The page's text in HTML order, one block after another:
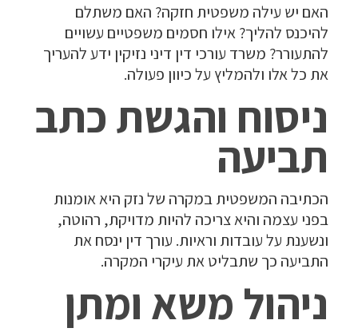
האם יש עילה משפטית חזקה? האם משתלם
להיכנס להליך? אילו חסמים משפטיים עשויים
להתעורר? משרד עורכי דין דיני נזיקין ידע להעריך
את כל אלו ולהמליץ על כיוון פעולה.
ניסוח והגשת כתב
תביעה
הכתיבה המשפטית במקרה של נזק היא אומנות
בפני עצמה והיא צריכה להיות מדויקת, רהוטה,
ונשענת על עובדות וראיות. עורך דין ינסח את
התביעה כך שתבליט את עיקרי המקרה.
ניהול משא ומתן